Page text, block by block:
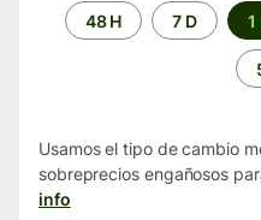
Periodo48 H 7 D 1
Usamos el tipo de cambio
sobreprecios engañosos
info